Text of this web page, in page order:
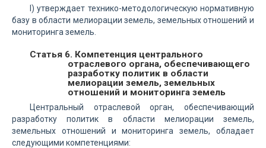
l) утверждает технико-методологическую нормативную
базу в области мелиорации земель, земельных отношений и
мониторинга земель.
Статья 6. Компетенция центрального
отраслевого органа, обеспечивающего
разработку политик в области
мелиорации земель, земельных
отношений и мониторинга земель
Центральный отраслевой орган, обеспечивающий
разработку политик в области мелиорации земель,
земельных отношений и мониторинга земель, обладает
следующими компетенциями: